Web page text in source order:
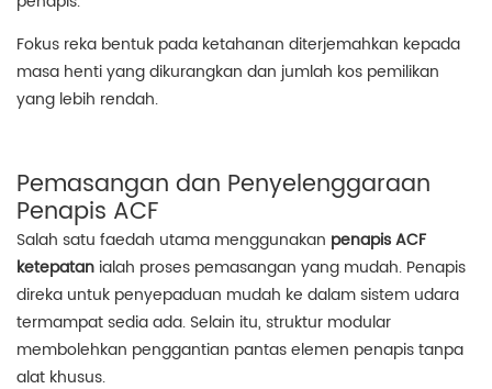
Fokus reka bentuk pada ketahanan diterjemahkan kepada
masa henti yang dikurangkan dan jumlah kos pemilikan
yang lebih rendah.
Pemasangan dan Penyelenggaraan
Penapis ACF
Salah satu faedah utama menggunakan penapis ACF
ketepatan ialah proses pemasangan yang mudah. Penapis
direka untuk penyepaduan mudah ke dalam sistem udara
termampat sedia ada. Selain itu, struktur modular
membolehkan penggantian pantas elemen penapis tanpa
alat khusus.